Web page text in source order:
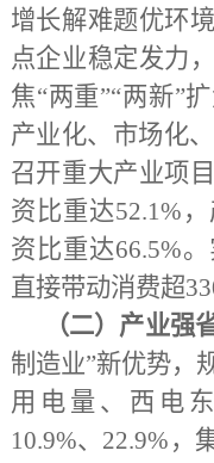
增长解难题优环
点企业稳定发力
焦“两重”“两新”
产业化、市场化
召开重大产业项
资比重达52.1%
资比重达66.5%
直接带动消费超
（二）产业强
制造业”新优势，
用电量、西电
10.9%、22.9%，